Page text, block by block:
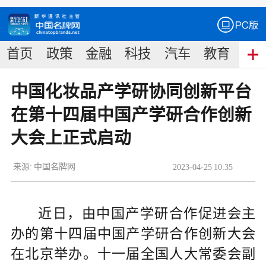
首页 政策 金融 科技 汽车 教育 食
中国化妆品产学研协同创新平台
在第十四届中国产学研合作创新
大会上正式启动
2023-04-25 10:35
来源: 中国名牌网
近日，由中国产学研合作促进会主
办的第十四届中国产学研合作创新大会
在北京举办。十一届全国人大常委会副